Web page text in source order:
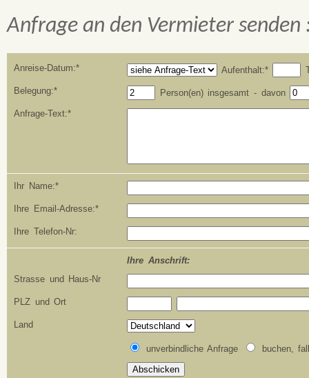
Anfrage an den Vermieter senden
Anreise-Datum:* Aufenthalt:*
Belegung:*
Person(en) insgesamt - davon
Anfrage-Text:*
Ihr Name:*
Ihre Email-Adresse:*
Ihre Telefon-Nr:
Ihre Anschrift:
Strasse und Haus-Nr
PLZ und Ort
Land
unverbindliche Anfrage buchen,